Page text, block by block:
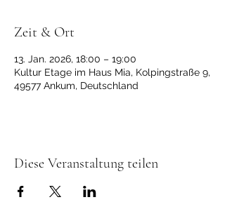
Zeit & Ort
13. Jan. 2026, 18:00 – 19:00
Kultur Etage im Haus Mia, Kolpingstraße 9,
49577 Ankum, Deutschland
Diese Veranstaltung teilen